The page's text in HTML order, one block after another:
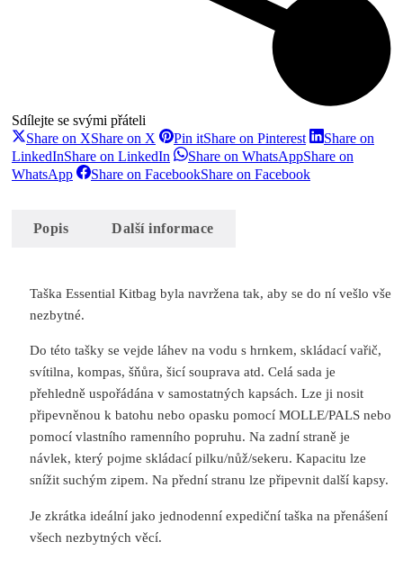
Sdílejte se svými přáteli
Share on XShare on X Pin itShare on Pinterest
Share on
LinkedInShare on LinkedIn Share on WhatsAppShare on
WhatsApp
Share on FacebookShare on Facebook
Popis Další informace
Taška Essential Kitbag byla navržena tak, aby se do ní vešlo vše
nezbytné.
Do této tašky se vejde láhev na vodu s hrnkem, skládací vařič,
svítilna, kompas, šňůra, šicí souprava atd. Celá sada je
přehledně uspořádána v samostatných kapsách. Lze ji nosit
připevněnou k batohu nebo opasku pomocí MOLLE/PALS nebo
pomocí vlastního ramenního popruhu. Na zadní straně je
návlek, který pojme skládací pilku/nůž/sekeru. Kapacitu lze
snížit suchým zipem. Na přední stranu lze připevnit další kapsy.
Je zkrátka ideální jako jednodenní expediční taška na přenášení
všech nezbytných věcí.